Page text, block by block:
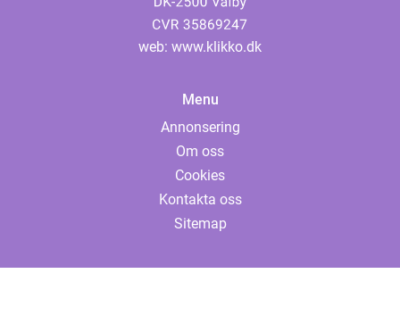
web: www.klikko.dk
Menu
Annonsering
Om oss
Cookies
Kontakta oss
Sitemap